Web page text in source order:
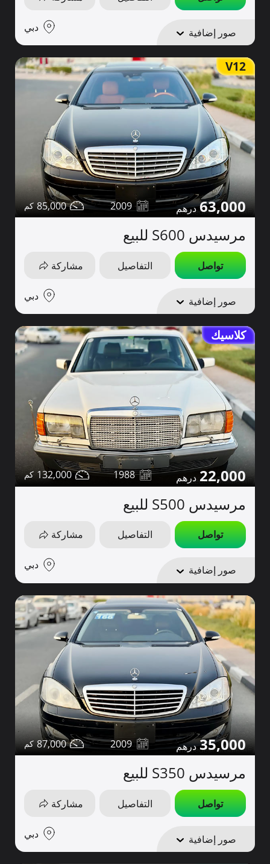
صور إضافية دبي
V12
63,000
2009
85,000
مرسيدس S600 للبيع
تواصل التفاصيل مشاركة
صور إضافية دبي
كلاسيك
22,000
1988
132,000
مرسيدس S500 للبيع
تواصل التفاصيل مشاركة
صور إضافية دبي
35,000
2009
87,000
مرسيدس S350 للبيع
تواصل التفاصيل مشاركة
صور إضافية دبي